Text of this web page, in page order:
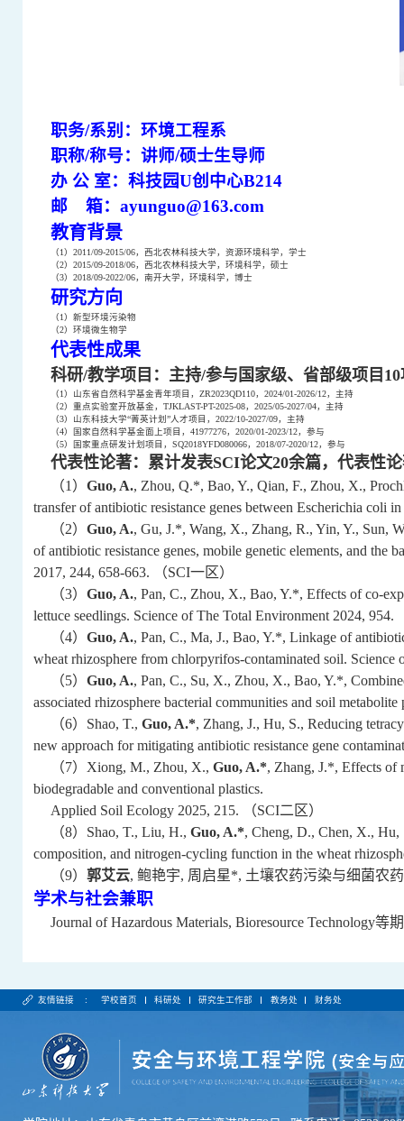
职务/系别： 环境工程系
职称/称号： 讲师/硕士生导师
办 公 室： 科技园U创中心B214
邮
箱： ayunguo@163.com
教育背景
（1） 2011/09-2015/06，西北农林科技大学，资源环境科学，学士
（2）2015/09-2018/06，西北农林科技大学，环境科学，硕士
（3）2018/09-2022/06，南开大学，环境科学，博士
研究方向
（1） 新型环境污染物
（2） 环境微生物学
代表性成果
科研/教学项目： 主持/参与 国家级、 省部级项目 10
（1）山东省自然科学基金青年项目 ， ZR2023QD110，2024/01-2026/12，主持
（2） 重点实验室开放基金， TJKLAST-PT-2025-08，2025/05-2027/04，主持
（3）山东科技大学“菁英计划”人才项目，2022/10-2027/09，主持
（4）国家自然科学基金面上项目，41977276，2020/01-2023/12，参与
（5）国家重点研发计划项目， SQ2018YFD080066，2018/07-2020/12，参与
代表性论著：累计发表SCI论文20余篇，代表性
（1） Guo, A., Zhou, Q.*, Bao, Y., Qian, F., Zhou, X.,
transfer of antibiotic resistance genes between Escherichia coli
（2） Guo, A., Gu, J.*, Wang, X., Zhang, R., Yin, Y., Sun,
of antibiotic resistance genes, mobile genetic elements, and
2017, 244, 658-663. （SCI一区）
（3） Guo, A., Pan, C., Zhou, X., Bao, Y.*, Effects of co-
lettuce seedlings. Science of The Total Environment 2024, 954.
（4） Guo, A., Pan, C., Ma, J., Bao, Y.*, Linkage of
wheat rhizosphere from chlorpyrifos-contaminated soil.
（5） Guo, A., Pan, C., Su, X., Zhou, X., Bao, Y.*,
associated rhizosphere bacterial communities and soil
（6） Shao, T., Guo, A.*, Zhang, J., Hu, S., Reducing
new approach for mitigating antibiotic resistance gene
（7） Xiong, M., Zhou, X., Guo, A.*, Zhang, J.*, Effects of
biodegradable and conventional plastics.
Applied Soil Ecology 2025, 215. （SCI二区）
（8） Shao, T., Liu, H., Guo, A.*, Cheng, D., Chen, X., Hu,
composition, and nitrogen-cycling function in the wheat
（9） 郭艾云, 鲍艳宇, 周启星*, 土壤农药污染与细菌农药
学术与社会兼职
Journal of Hazardous Materials, Bioresource Technology等
友情链接 : 学校首页 科研处 研究生工作部 教务处 财务处